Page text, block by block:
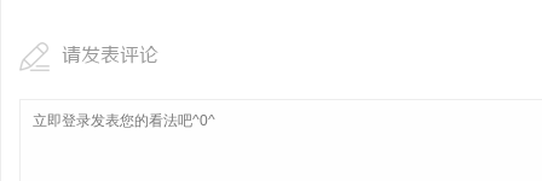
请发表评论